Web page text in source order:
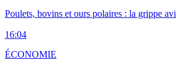
Poulets, bovins et ours polaires : la grippe
16:04
ÉCONOMIE